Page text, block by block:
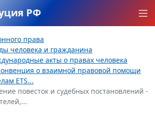
РФ
права
человека и гражданина
акты о правах человека
о взаимной правовой помощи
ETS...
повесток и судебных постановлений -